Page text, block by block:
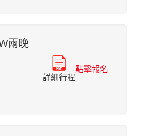
兩晚
詳細行程
點擊報名